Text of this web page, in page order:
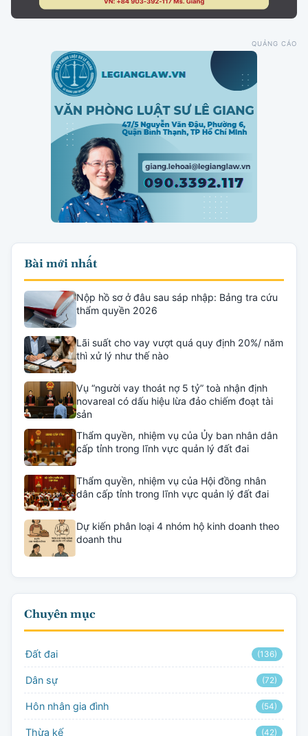
QUẢNG CÁO
Bài mới nhất
Nộp hồ sơ ở đâu sau sáp nhập: Bảng tra cứu
thẩm quyền 2026
Lãi suất cho vay vượt quá quy định 20%/ năm
thì xử lý như thế nào
Vụ “người vay thoát nợ 5 tỷ” toà nhận định
novareal có dấu hiệu lừa đảo chiếm đoạt tài
sản
Thẩm quyền, nhiệm vụ của Ủy ban nhân dân
cấp tỉnh trong lĩnh vực quản lý đất đai
Thẩm quyền, nhiệm vụ của Hội đồng nhân
dân cấp tỉnh trong lĩnh vực quản lý đất đai
Dự kiến phân loại 4 nhóm hộ kinh doanh theo
doanh thu
Chuyên mục
Đất đai (136)
Dân sự (72)
Hôn nhân gia đình (54)
Thừa kế (42)